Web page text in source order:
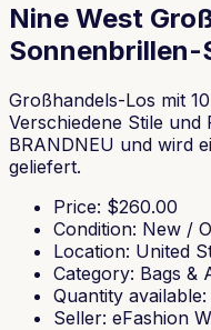
Nine West
Sonnenbrillen-
Großhandels-Los mit
Verschiedene Stile und
BRANDNEU und wird
geliefert.
Price: $260.00
Condition: New /
Location: United
Category: Bags &
Quantity available:
Seller: eFashion